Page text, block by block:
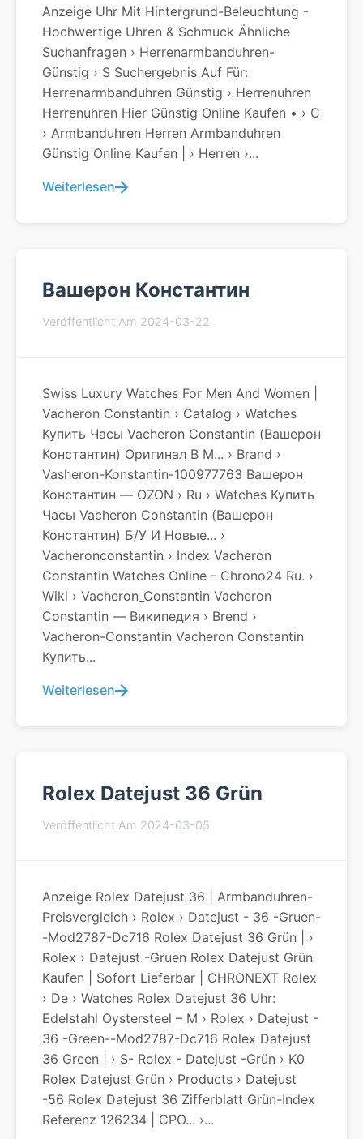
Anzeige Uhr Mit Hintergrund-Beleuchtung -
Hochwertige Uhren & Schmuck Ähnliche
Suchanfragen › Herrenarmbanduhren-
Günstig › S Suchergebnis Auf Für:
Herrenarmbanduhren Günstig › Herrenuhren
Herrenuhren Hier Günstig Online Kaufen • › C
› Armbanduhren Herren Armbanduhren
Günstig Online Kaufen | › Herren ›...
Weiterlesen
Вашерон Константин
Veröffentlicht Am 2024-03-22
Swiss Luxury Watches For Men And Women |
Vacheron Constantin › Catalog › Watches
Купить Часы Vacheron Constantin (Вашерон
Константин) Оригинал В М... › Brand ›
Vasheron-Konstantin-100977763 Вашерон
Константин — OZON › Ru › Watches Купить
Часы Vacheron Constantin (Вашерон
Константин) Б/у И Новые... ›
Vacheronconstantin › Index Vacheron
Constantin Watches Online - Chrono24 Ru. ›
Wiki › Vacheron_Constantin Vacheron
Constantin — Википедия › Brend ›
Vacheron-Constantin Vacheron Constantin
Купить...
Weiterlesen
Rolex Datejust 36 Grün
Veröffentlicht Am 2024-03-05
Anzeige Rolex Datejust 36 | Armbanduhren-
Preisvergleich › Rolex › Datejust - 36 -gruen-
-mod2787-Dc716 Rolex Datejust 36 Grün | ›
Rolex › Datejust -gruen Rolex Datejust Grün
Kaufen | Sofort Lieferbar | CHRONEXT Rolex
› De › Watches Rolex Datejust 36 Uhr:
Edelstahl Oystersteel – M › Rolex › Datejust -
36 -green--mod2787-Dc716 Rolex Datejust
36 Green | › S- Rolex - Datejust -grün › K0
Rolex Datejust Grün › Products › Datejust
-56 Rolex Datejust 36 Zifferblatt Grün-Index
Referenz 126234 | CPO... ›...